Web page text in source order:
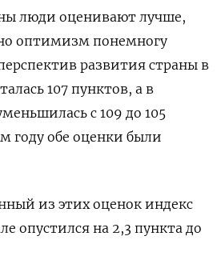
люди оценивают лучше,
оптимизм понемногу
развития страны в
107 пунктов, а в
с 109 до 105
году обе оценки были
из этих оценок индекс
опустился на 2,3 пункта до